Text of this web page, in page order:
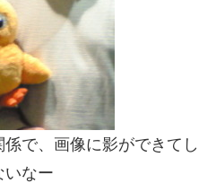
で、画像に影ができてし
いなー